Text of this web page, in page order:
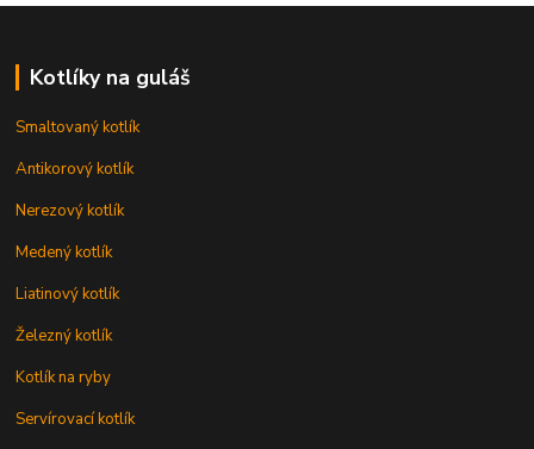
Kotlíky na guláš
Smaltovaný kotlík
Antikorový kotlík
Nerezový kotlík
Medený kotlík
Liatinový kotlík
Železný kotlík
Kotlík na ryby
Servírovací kotlík